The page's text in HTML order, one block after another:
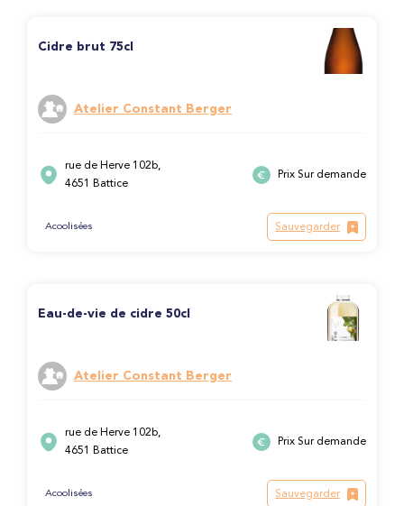
Cidre brut 75cl
Atelier Constant Berger
rue de Herve 102b,
4651 Battice
Prix Sur demande
Acoolisées Sauvegarder
Eau-de-vie de cidre 50cl
Atelier Constant Berger
rue de Herve 102b,
4651 Battice
Prix Sur demande
Acoolisées Sauvegarder